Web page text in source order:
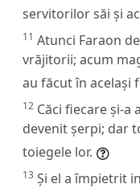
servitorilor săi și
11 Atunci Faraon
vrăjitorii; acum
au făcut în același
12 Căci fiecare și-a
devenit șerpi; dar
toiegele lor.
13 Și el a împietrit